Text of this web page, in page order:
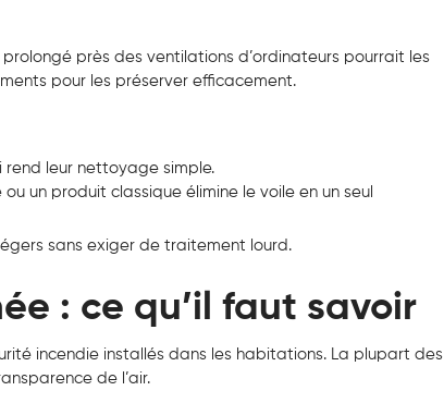
près des ventilations d’ordinateurs pourrait les
pour les préserver efficacement.
rend leur nettoyage simple.
un produit classique élimine le voile en un seul
sans exiger de traitement lourd.
: ce qu’il faut savoir
incendie installés dans les habitations. La plupart des
de l’air.